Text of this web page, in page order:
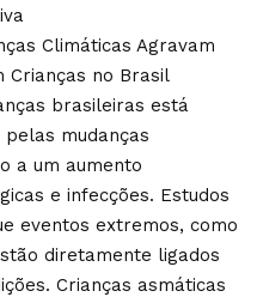
Climáticas Agravam
Crianças no Brasil
brasileiras está
mudanças
a um aumento
e infecções. Estudos
eventos extremos, como
diretamente ligados
Crianças asmáticas